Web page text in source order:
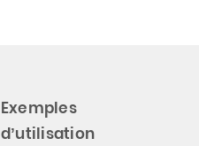
Exemples
d’utilisation